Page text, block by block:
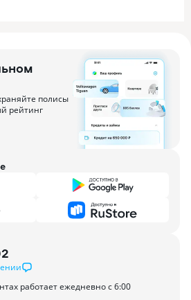
полисы
рейтинг
работает ежедневно с 6:00